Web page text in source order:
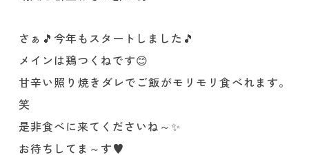
さぁ🎵今年もスタートしました🎵
メインは鶏つくねです😊
甘辛い照り焼きダレでご飯がモリモリ食べれます。
笑
是非食べに来てくださいね～✨️
お待ちしてま～す♥️